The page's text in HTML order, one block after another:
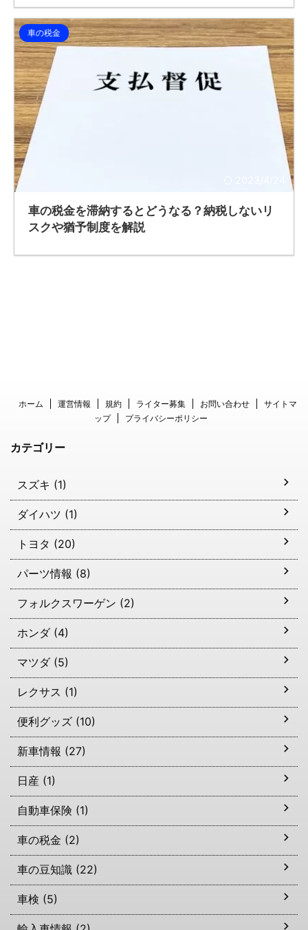
車の税金
車の税金を滞納するとどうなる？納税しないリ
スクや猶予制度を解説
ホーム 運営情報 規約 ライター募集 お問い合わせ
サイトマ
ップ
プライバシーポリシー
カテゴリー
スズキ (1)
ダイハツ (1)
トヨタ (20)
パーツ情報 (8)
フォルクスワーゲン (2)
ホンダ (4)
マツダ (5)
レクサス (1)
便利グッズ (10)
新車情報 (27)
日産 (1)
自動車保険 (1)
車の税金 (2)
車の豆知識 (22)
車検 (5)